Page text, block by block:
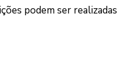
podem ser realizadas